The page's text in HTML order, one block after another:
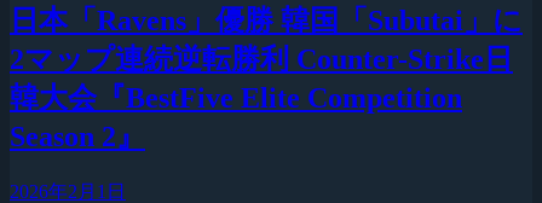
日本「Ravens」優勝 韓国「Subutai」に
2マップ連続逆転勝利 Counter-Strike日
韓大会『BestFive Elite Competition
Season 2』
2026年2月1日